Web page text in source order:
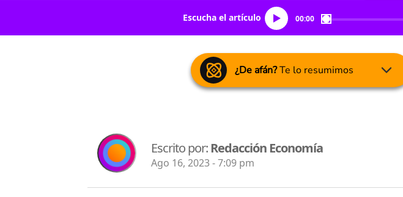
Escucha el artículo 00:00
¿De afán?Te lo resumimos
Escrito por:Redacción Economía
Ago 16, 2023 - 7:09 pm